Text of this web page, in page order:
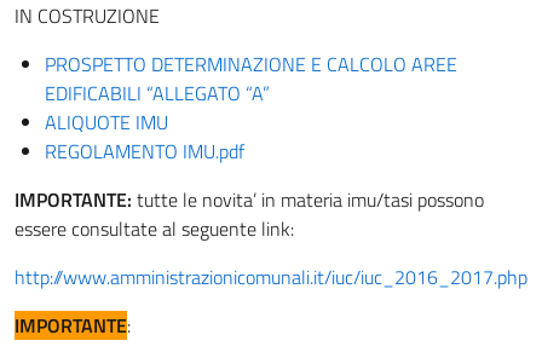
IN COSTRUZIONE
PROSPETTO DETERMINAZIONE E CALCOLO AREE
EDIFICABILI “ALLEGATO “A”
ALIQUOTE IMU
REGOLAMENTO IMU.pdf
IMPORTANTE: tutte le novita’ in materia imu/tasi possono
essere consultate al seguente link:
http://www.amministrazionicomunali.it/iuc/iuc_2016_2017.php
IMPORTANTE: